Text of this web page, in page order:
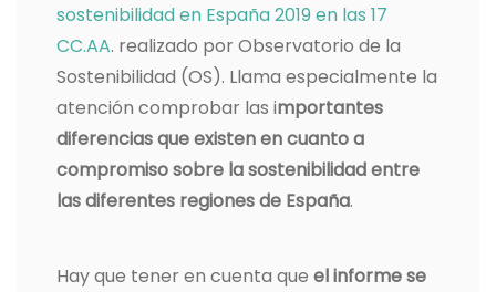
sostenibilidad en España 2019 en las 17
CC.AA. realizado por Observatorio de la
Sostenibilidad (OS). Llama especialmente la
atención comprobar las importantes
diferencias que existen en cuanto a
compromiso sobre la sostenibilidad entre
las diferentes regiones de España.
Hay que tener en cuenta que el informe se